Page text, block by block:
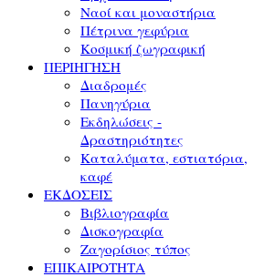
Ναοί και μοναστήρια
Πέτρινα γεφύρια
Κοσμική ζωγραφική
ΠΕΡΙΗΓΗΣΗ
Διαδρομές
Πανηγύρια
Εκδηλώσεις -
Δραστηριότητες
Καταλύματα, εστιατόρια,
καφέ
ΕΚΔΟΣΕΙΣ
Βιβλιογραφία
Δισκογραφία
Ζαγορίσιος τύπος
ΕΠΙΚΑΙΡΟΤΗΤΑ